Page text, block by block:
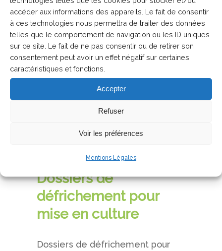
accéder aux informations des appareils. Le fait de consentir
à ces technologies nous permettra de traiter des données
telles que le comportement de navigation ou les ID uniques
sur ce site. Le fait de ne pas consentir ou de retirer son
consentement peut avoir un effet négatif sur certaines
caractéristiques et fonctions.
Accepter
Refuser
Voir les préférences
Mentions Légales
du Lot-et-Garonne Diagnostic
écologique Diagnostic socio-
économique Définition des enjeux,
objectifs et mesure Définition d'un
programme d'actions ...
EN SAVOIR PLUS
Dossiers de
défrichement pour
mise en culture
Dossiers de défrichement pour